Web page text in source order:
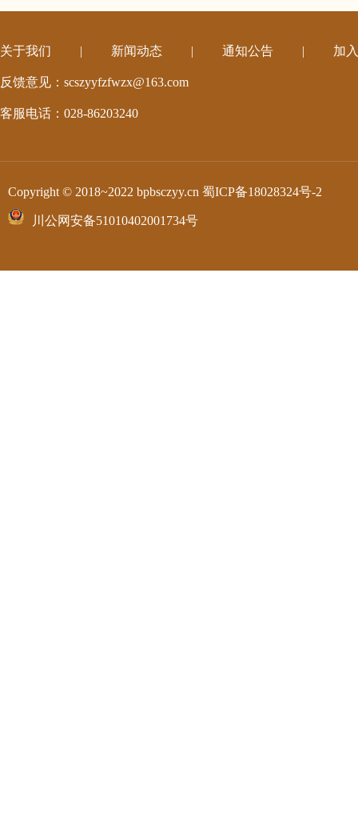
关于我们 | 新闻动态 | 通知公告 | 加
反馈意见：scszyyfzfwzx@163.com
客服电话：028-86203240
Copyright © 2018~2022 bpbsczyy.cn 蜀ICP备18028324号-2
川公网安备51010402001734号